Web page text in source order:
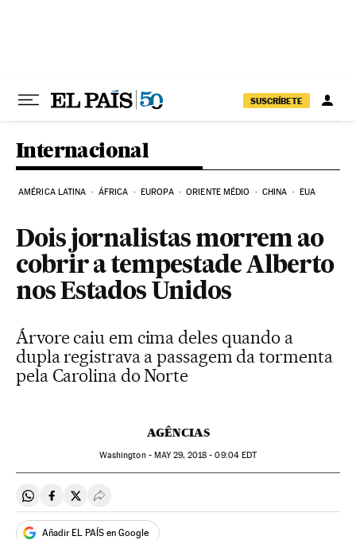
SUSCRÍBETE
Internacional
AMÉRICA LATINA ÁFRICA EUROPA ORIENTE MÉDIO CHINA EUA
Dois jornalistas morrem ao
cobrir a tempestade Alberto
nos Estados Unidos
Árvore caiu em cima deles quando a
dupla registrava a passagem da tormenta
pela Carolina do Norte
AGÊNCIAS
Washington - MAY29, 2018 - 09:04EDT
Compartir en Whatsapp
Compartir en Facebook
Compartir en Twitter
Desplegar Redes Sociales
Añadir EL PAÍS en Google